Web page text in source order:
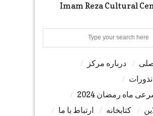
Imam Reza Cultural
درباره مرکز
ماه رمضان 2024
کتابخانه
ارتباط با ما